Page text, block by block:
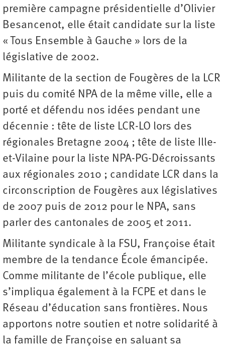
première campagne présidentielle d’Olivier
Besancenot, elle était candidate sur la liste
« Tous Ensemble à Gauche » lors de la
législative de 2002.
Militante de la section de Fougères de la LCR
puis du comité NPA de la même ville, elle a
porté et défendu nos idées pendant une
décennie : tête de liste LCR-LO lors des
régionales Bretagne 2004 ; tête de liste Ille-
et-Vilaine pour la liste NPA-PG-Décroissants
aux régionales 2010 ; candidate LCR dans la
circonscription de Fougères aux législatives
de 2007 puis de 2012 pour le NPA, sans
parler des cantonales de 2005 et 2011.
Militante syndicale à la FSU, Françoise était
membre de la tendance École émancipée.
Comme militante de l’école publique, elle
s’impliqua également à la FCPE et dans le
Réseau d’éducation sans frontières. Nous
apportons notre soutien et notre solidarité à
la famille de Françoise en saluant sa